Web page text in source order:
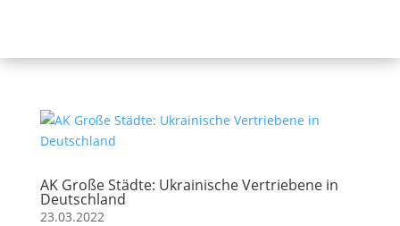
AK Große Städte: Ukrainische Vertriebene in
Deutschland
23.03.2022